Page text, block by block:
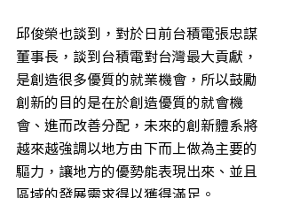
邱俊榮也談到，對於日前台積電張忠謀
董事長，談到台積電對台灣最大貢獻，
是創造很多優質的就業機會，所以鼓勵
創新的目的是在於創造優質的就會機
會、進而改善分配，未來的創新體系將
越來越強調以地方由下而上做為主要的
驅力，讓地方的優勢能表現出來、並且